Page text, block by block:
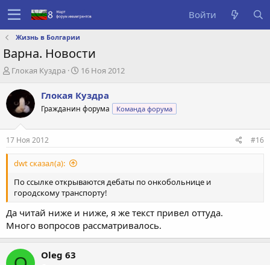
Войти
Жизнь в Болгарии
Варна. Новости
А
т
о
р
е
м
Глокая Куздра
Д
т
а
с
и
я
16 Ноя 2012
Глокая Куздра
Гражданин форума Команда форума
17 Ноя 2012 #16
dwt сказал(а):
По ссылке открываются дебаты по онкобольнице и
городскому транспорту!
Да читай ниже и ниже, я же текст привел оттуда.
Много вопросов рассматривалось.
Oleg 63